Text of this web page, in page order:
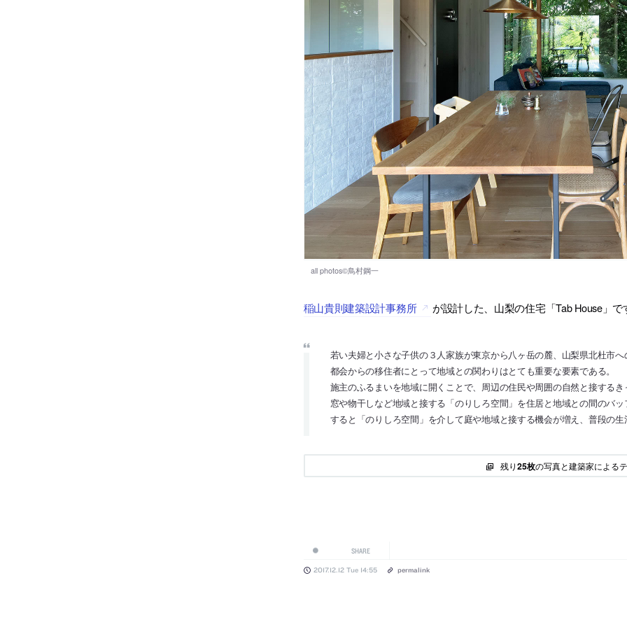
稲山貴則建築設計事務所 が設計した、山梨の住宅「Tab House」で
若い夫婦と小さな子供の３人家族が東京から八ヶ岳の麓、山梨県北杜市
都会からの移住者にとって地域との関わりはとても重要な要素である。
施主のふるまいを地域に開くことで、周辺の住民や周囲の自然と接する
窓や物干しなど地域と接する「のりしろ空間」を住居と地域との間のバ
すると「のりしろ空間」を介して庭や地域と接する機会が増え、普段の
残り25枚の写真と建築家による
SHARE
2017.12.12 Tue 14:55 permalink